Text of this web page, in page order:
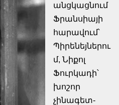
անցկացնում
Ֆրանսիայի
հարավում՝
Պիրենեյներու
մ, Նիքոլ
Ֆուրկադի՝
խոշոր
չինագետ-